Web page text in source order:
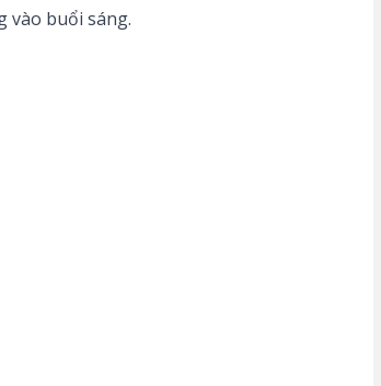
vào buổi sáng.